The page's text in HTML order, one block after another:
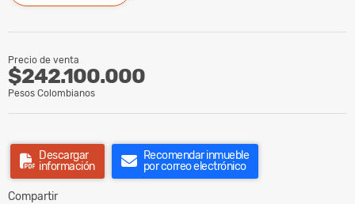
Precio de venta
$242.100.000
Pesos Colombianos
Descargar
información
Recomendar inmueble
por correo electrónico
Compartir